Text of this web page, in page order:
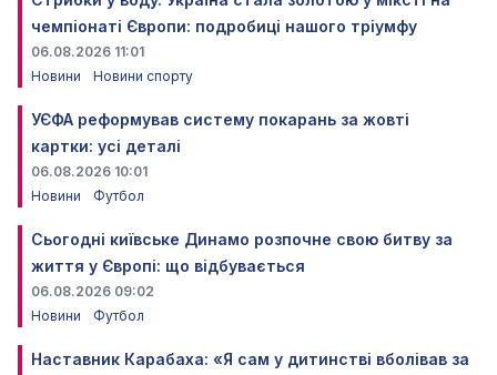
чемпіонаті Європи: подробиці нашого тріумфу
06.08.2026 11:01
Новини
Новини спорту
УЄФА реформував систему покарань за жовті
картки: усі деталі
06.08.2026 10:01
Новини
Футбол
Сьогодні київське Динамо розпочне свою битву за
життя у Європі: що відбувається
06.08.2026 09:02
Новини
Футбол
Наставник Карабаха: «Я сам у дитинстві вболівав за